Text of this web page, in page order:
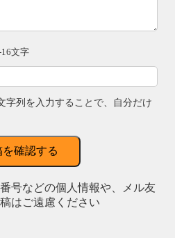
文字
字列を入力することで、自分だけ
を確認する
号などの個人情報や、メル友
はご遠慮ください